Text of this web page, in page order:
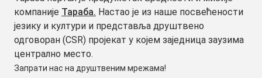
компаније Тараба. Настао је из наше посвећености
језику и култури и представља друштвено
одговоран (CSR) пројекат у којем заједница заузима
централно место.
Запрати нас на друштвеним мрежама!